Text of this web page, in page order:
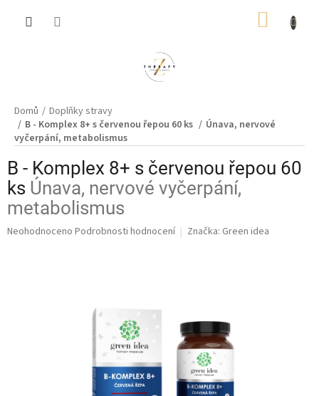
Domů
Doplňky stravy
B - Komplex 8+ s červenou řepou 60 ks
Únava, nervové
vyčerpání, metabolismus
B - Komplex 8+ s červenou řepou 60
ks Únava, nervové vyčerpání,
metabolismus
Průměrné
Neohodnoceno Podrobnosti hodnocení Značka: Green idea